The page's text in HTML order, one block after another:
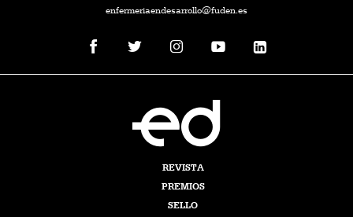
enfermeriaendesarrollo@fuden.es
REVISTA
PREMIOS
SELLO